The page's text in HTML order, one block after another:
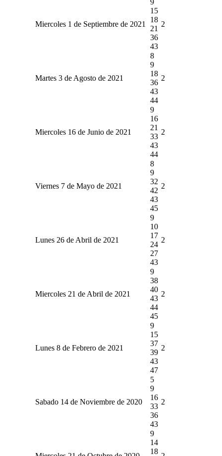
Miercoles 1 de Septiembre de 2021
15
18
21
36
43
2
Martes 3 de Agosto de 2021
8
9
18
36
43
44
2
Miercoles 16 de Junio de 2021
9
16
21
33
43
44
2
Viernes 7 de Mayo de 2021
8
9
32
42
43
45
2
Lunes 26 de Abril de 2021
9
10
17
24
27
43
2
Miercoles 21 de Abril de 2021
9
38
40
43
44
45
2
Lunes 8 de Febrero de 2021
9
15
37
39
43
47
2
Sabado 14 de Noviembre de 2020
5
9
16
33
36
43
2
9
14
18